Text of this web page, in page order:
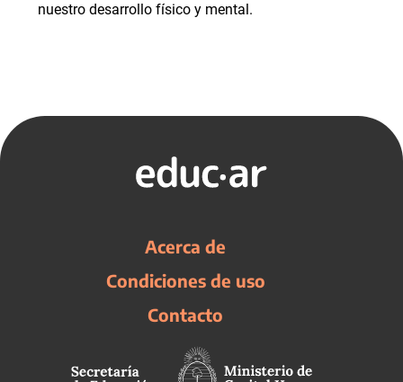
nuestro desarrollo físico y mental.
Acerca de
Condiciones de uso
Contacto